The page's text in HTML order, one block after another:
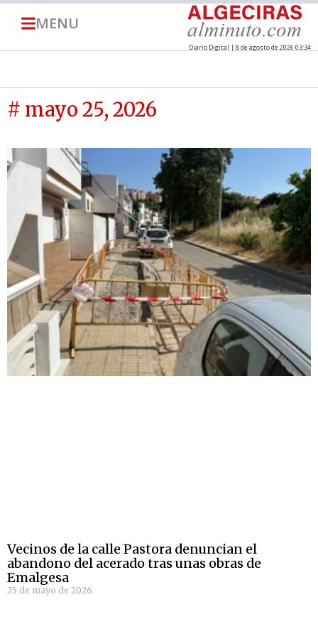
MENU
Diario Digital | 8 de agosto de 2026 03:34
# mayo 25, 2026
Vecinos de la calle Pastora denuncian el
abandono del acerado tras unas obras de
Emalgesa
25 de mayo de 2026